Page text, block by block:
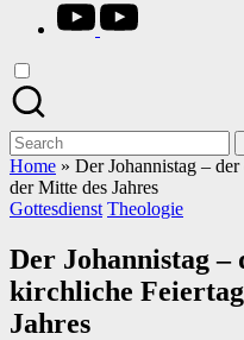
youtube.com
Search
for:
Home » Der Johannistag –
der Mitte des Jahres
Posted
Gottesdienst Theologie
Der Johannistag –
kirchliche
Jahres